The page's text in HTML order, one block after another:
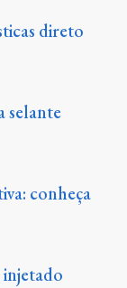
direto
selante
conheça